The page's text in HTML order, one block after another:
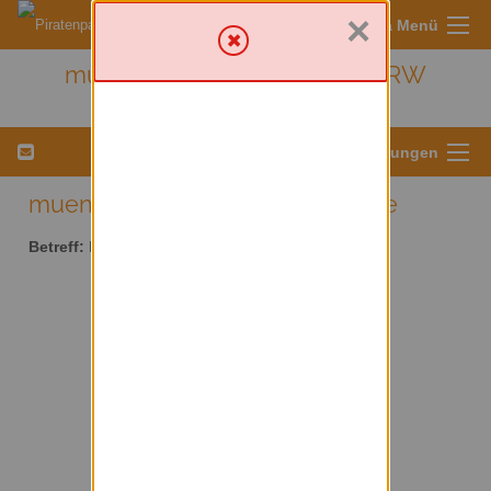
Sympa Menü
muenster - Kreis Münster/ NRW
Menü für Listeneinstellungen
muenster AT lists.piratenpartei.de
Betreff:
×